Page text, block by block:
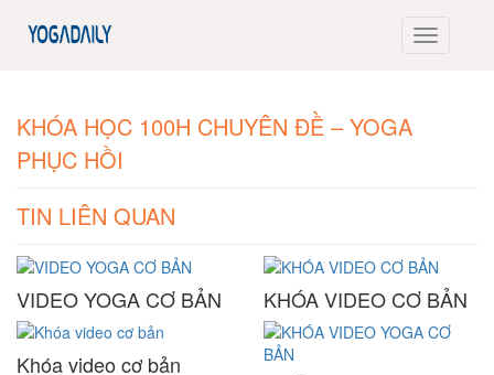
KHÓA HỌC 100H CHUYÊN ĐỀ – YOGA
PHỤC HỒI
TIN LIÊN QUAN
VIDEO YOGA CƠ BẢN KHÓA VIDEO CƠ BẢN
Khóa video cơ bản